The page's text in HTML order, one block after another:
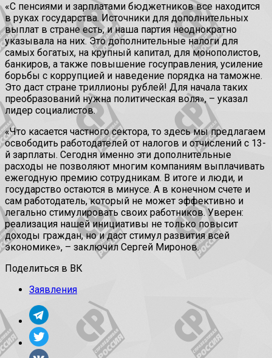
«С пенсиями и зарплатами бюджетников все находится
в руках государства. Источники для дополнительных
выплат в стране есть, и наша партия неоднократно
указывала на них. Это дополнительные налоги для
самых богатых, на крупный капитал, для монополистов,
банкиров, а также повышение госуправления, усиление
борьбы с коррупцией и наведение порядка на таможне.
Это даст стране триллионы рублей! Для начала таких
преобразований нужна политическая воля», – указал
лидер социалистов.
«Что касается частного сектора, то здесь мы предлагаем
освободить работодателей от налогов и отчислений с 13-
й зарплаты. Сегодня именно эти дополнительные
расходы не позволяют многим компаниям выплачивать
ежегодную премию сотрудникам. В итоге и люди, и
государство остаются в минусе. А в конечном счете и
сам работодатель, который не может эффективно и
легально стимулировать своих работников. Уверен:
реализация нашей инициативы не только повысит
доходы граждан, но и даст стимул развития всей
экономике», – заключил Сергей Миронов.
Поделиться в ВК
Заявления